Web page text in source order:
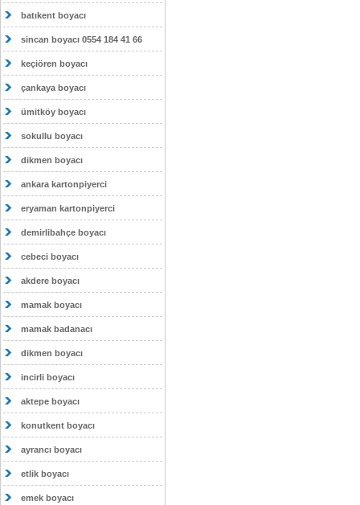
batıkent boyacı
sincan boyacı 0554 184 41 66
keçiören boyacı
çankaya boyacı
ümitköy boyacı
sokullu boyacı
dikmen boyacı
ankara kartonpiyerci
eryaman kartonpiyerci
demirlibahçe boyacı
cebeci boyacı
akdere boyacı
mamak boyacı
mamak badanacı
dikmen boyacı
incirli boyacı
aktepe boyacı
konutkent boyacı
ayrancı boyacı
etlik boyacı
emek boyacı